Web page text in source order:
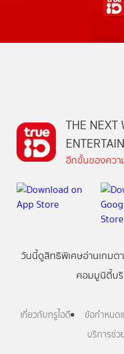
THE NEXT
อีกขั้นของควา
วันนี้ดูสิทธิพิเศษอ่านเกมต
คอมมูนิตี้บ
เกี่ยวกับทรูไอดี ข้อกำหนดแ
บริการช่ว